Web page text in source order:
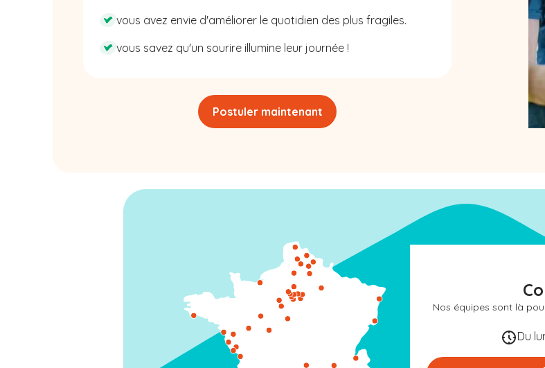
vous avez envie d'améliorer le quotidien des plus fragiles.
vous savez qu'un sourire illumine leur journée !
Postuler maintenant
Nos équipes sont là
Du